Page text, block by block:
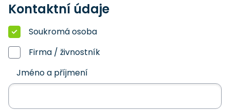
Kontaktní údaje
Soukromá osoba
Firma / živnostník
Jméno a příjmení